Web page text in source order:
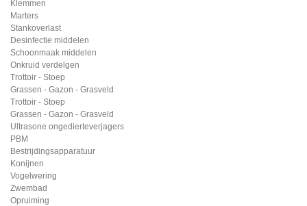
Klemmen
Marters
Stankoverlast
Desinfectie middelen
Schoonmaak middelen
Onkruid verdelgen
Trottoir - Stoep
Grassen - Gazon - Grasveld
Trottoir - Stoep
Grassen - Gazon - Grasveld
Ultrasone ongedierteverjagers
PBM
Bestrijdingsapparatuur
Konijnen
Vogelwering
Zwembad
Opruiming